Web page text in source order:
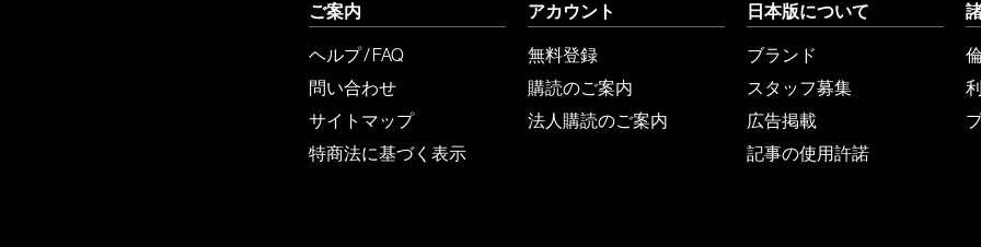
ご案内
ヘルプ / FAQ
問い合わせ
サイトマップ
特商法に基づく表示
アカウント
無料登録
購読のご案内
法人購読のご案内
日本版について
ブランド
スタッフ募集
広告掲載
記事の使用許諾